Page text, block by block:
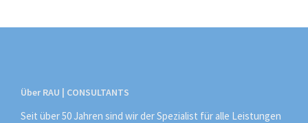
Über RAU | CONSULTANTS
Seit über 50 Jahren sind wir der Spezialist für alle Leistungen